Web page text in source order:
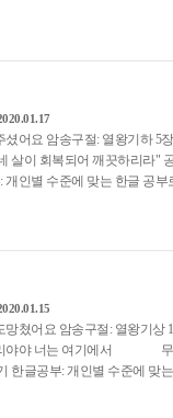
쳐 주셨어요 암송구절:
살이 회복되어 깨끗하리라"
: 개인별 수준에 맞는 한
해 도망쳤어요 암송구절
리야야 너는 여기에서 무
한글공부: 개인별 수준에